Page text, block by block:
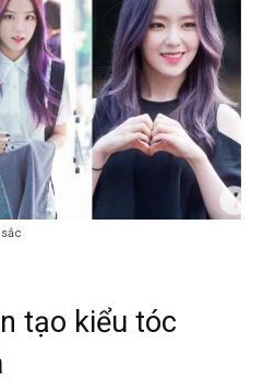
tạo kiểu tóc